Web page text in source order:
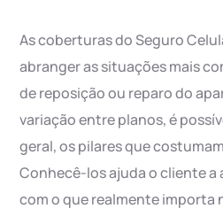
As coberturas do Seguro
abranger as situações mais
de reposição ou reparo do
variação entre planos, é
geral, os pilares que
Conhecê-los ajuda o cliente
com o que realmente importa